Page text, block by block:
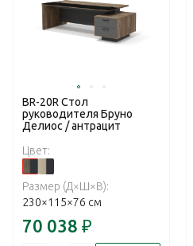
BR-20R Стол
руководителя Бруно
Делиос / антрацит
Цвет:
Размер (Д×Ш×В):
230×115×76 см
70 038 ₽